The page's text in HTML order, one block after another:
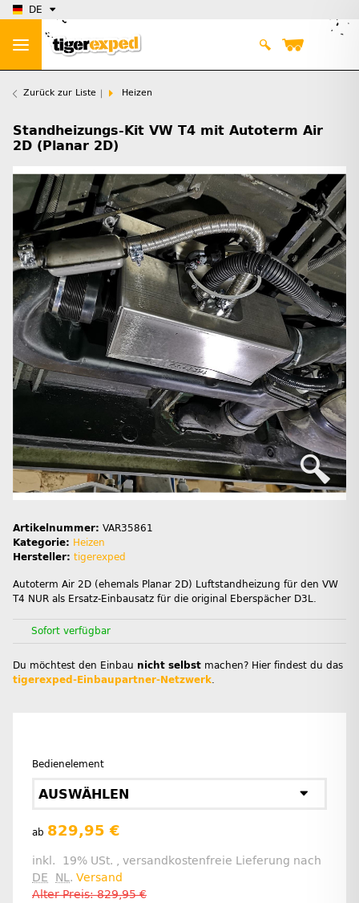
DE
Zurück zur Liste Heizen
Standheizungs-Kit VW T4 mit Autoterm Air
2D (Planar 2D)
Artikelnummer: VAR35861
Kategorie: Heizen
Hersteller: tigerexped
Autoterm Air 2D (ehemals Planar 2D) Luftstandheizung für den VW
T4 NUR als Ersatz-Einbausatz für die original Eberspächer D3L.
Sofort verfügbar
Du möchtest den Einbau nicht selbst machen? Hier findest du das
tigerexped-Einbaupartner-Netzwerk.
Bedienelement
AUSWÄHLEN
ab 829,95 €
inkl. 19% USt. , versandkostenfreie Lieferung nach
DE
NL. Versand
Alter Preis: 829,95 €